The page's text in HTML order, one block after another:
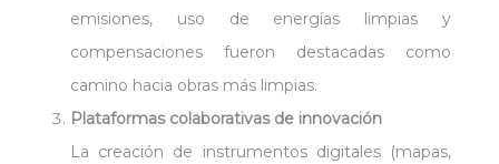
emisiones, uso de energías limpias y
compensaciones fueron destacadas como
camino hacia obras más limpias.
Plataformas colaborativas de innovación
La creación de instrumentos digitales (mapas,